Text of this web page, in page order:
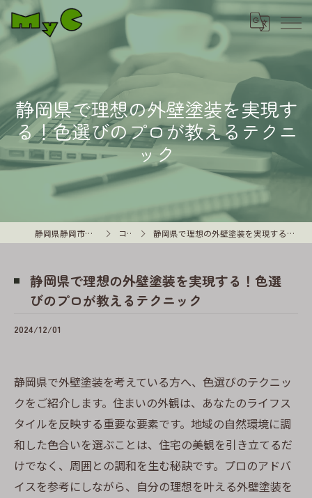
静岡県で理想の外壁塗装を実現す
る！色選びのプロが教えるテクニ
ック
静岡県静岡市の外壁塗装はMyC コラム 静岡県で理想の外壁塗装を実現する！色選びのプロが教えるテクニック
静岡県で理想の外壁塗装を実現する！色選
びのプロが教えるテクニック
2024/12/01
静岡県で外壁塗装を考えている方へ、色選びのテクニッ
クをご紹介します。住まいの外観は、あなたのライフス
タイルを反映する重要な要素です。地域の自然環境に調
和した色合いを選ぶことは、住宅の美観を引き立てるだ
けでなく、周囲との調和を生む秘訣です。プロのアドバ
イスを参考にしながら、自分の理想を叶える外壁塗装を